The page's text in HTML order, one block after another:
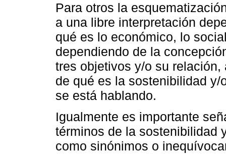
Para otros la
a una libre interpretación
qué es lo económico, lo
dependiendo de la
tres objetivos y/o su
de qué es la sostenibilidad
se está hablando.
Igualmente es importante
términos de la sostenibilidad
como sinónimos o